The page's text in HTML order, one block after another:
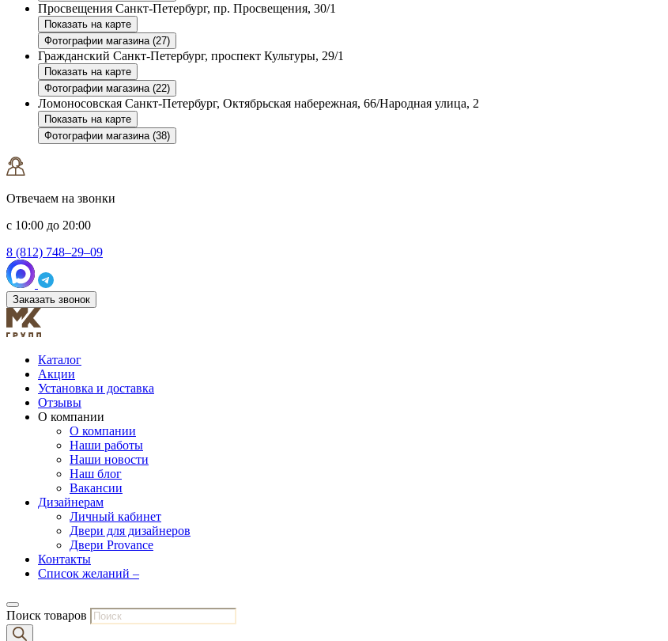
Просвещения Санкт-Петербург, пр. Просвещения, 30/1
Показать на карте
Фотографии магазина (27)
Гражданский Санкт-Петербург, проспект Культуры, 29/1
Показать на карте
Фотографии магазина (22)
Ломоносовская Санкт-Петербург, Октябрьская набережная, 66/Народная улица, 2
Показать на карте
Фотографии магазина (38)
Отвечаем на звонки
с 10:00 до 20:00
8 (812) 748–29–09
Заказать звонок
Каталог
Акции
Установка и доставка
Отзывы
О компании
О компании
Наши работы
Наши новости
Наш блог
Вакансии
Дизайнерам
Личный кабинет
Двери для дизайнеров
Двери Provance
Контакты
Список желаний –
Поиск товаров